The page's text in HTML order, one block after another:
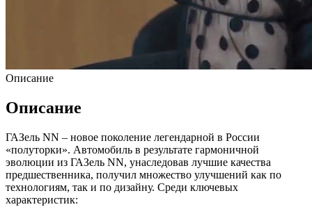
Описание
Описание
ГАЗель NN – новое поколение легендарной в России
«полуторки». Автомобиль в результате гармоничной
эволюции из ГАЗель NN, унаследовав лучшие качества
предшественника, получил множество улучшений как по
технологиям, так и по дизайну. Среди ключевых
характеристик: